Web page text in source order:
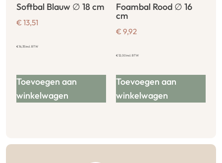
Softbal Blauw ∅ 18 cm
€ 13,51
€16,35incl. BTW
Toevoegen aan
winkelwagen
Foambal Rood ∅ 16
cm
€ 9,92
€12,00incl. BTW
Toevoegen aan
winkelwagen